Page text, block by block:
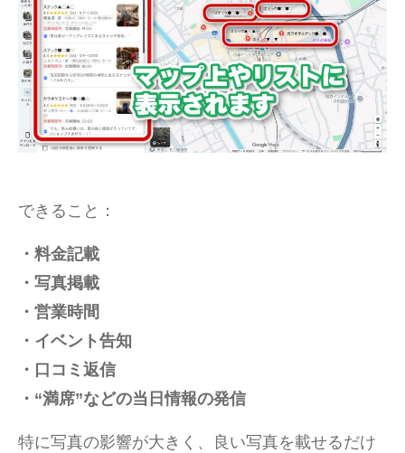
できること：
・料金記載
・写真掲載
・営業時間
・イベント告知
・口コミ返信
・“満席”などの当日情報の発信
特に写真の影響が大きく、良い写真を載せるだけ